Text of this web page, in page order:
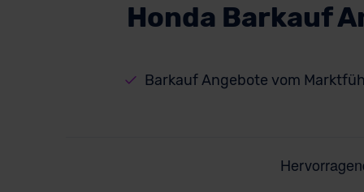
Honda Barkauf
Barkauf Angebote vom